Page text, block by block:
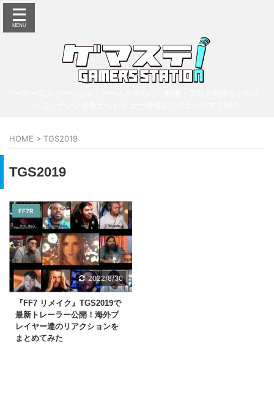
HOME > TGS2019
TGS2019
FF7R
2022/8/30
『FF7 リメイク』TGS2019で
最新トレーラー公開！海外プ
レイヤー達のリアクションを
まとめてみた